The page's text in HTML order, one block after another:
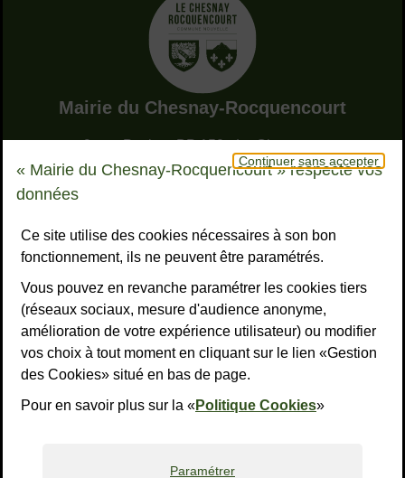
Continuer sans accepter
« Mairie du Chesnay-Rocquencourt » respecte vos
données
Ce site utilise des cookies nécessaires à son bon
fonctionnement, ils ne peuvent être paramétrés.
Vous pouvez en revanche paramétrer les cookies tiers
(réseaux sociaux, mesure d'audience anonyme,
amélioration de votre expérience utilisateur) ou modifier
vos choix à tout moment en cliquant sur le lien «Gestion
des Cookies» situé en bas de page.
Pour en savoir plus sur la «Politique Cookies»
Paramétrer
Adresse dans le pied de page
Mairie du Chesnay-Rocquencourt
9, rue Pottier - BP 150 - Le Chesnay
78155 Le Chesnay-Rocquencourt cedex
NOUS CONTACTER
S’ABONNER À LA LETTRE D’INFO
Liens réseaux sociaux
Facebook
Instagram
YouTube
Liens bas de page
Mentions légalesAccessibilité : non conforme
Politiques de confidentialitéGestion des cookies